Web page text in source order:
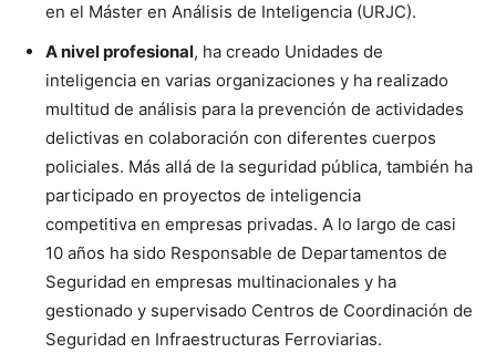
en el Máster en Análisis de Inteligencia (URJC).
A nivel profesional, ha creado Unidades de
inteligencia en varias organizaciones y ha realizado
multitud de análisis para la prevención de actividades
delictivas en colaboración con diferentes cuerpos
policiales. Más allá de la seguridad pública, también ha
participado en proyectos de inteligencia
competitiva en empresas privadas. A lo largo de casi
10 años ha sido Responsable de Departamentos de
Seguridad en empresas multinacionales y ha
gestionado y supervisado Centros de Coordinación de
Seguridad en Infraestructuras Ferroviarias.